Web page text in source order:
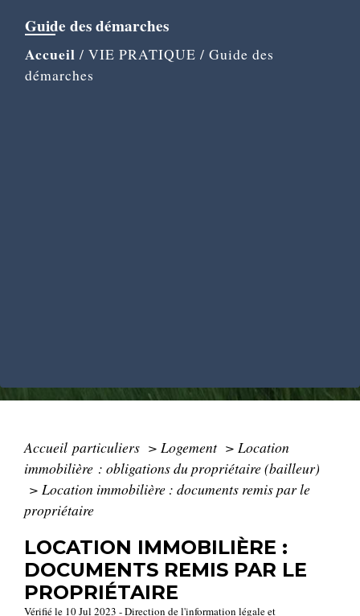
Guide des démarches
Accueil / VIE PRATIQUE / Guide des
démarches
Accueil particuliers > Logement > Location
immobilière : obligations du propriétaire (bailleur)
> Location immobilière : documents remis par le
propriétaire
LOCATION IMMOBILIÈRE :
DOCUMENTS REMIS PAR LE
PROPRIÉTAIRE
Vérifié le 10 Jul 2023 - Direction de l'information légale et